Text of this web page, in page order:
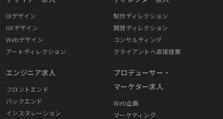
UIデザイン
UXデザイン
Webデザイン
アートディレクション
エンジニア求人
フロントエンド
バックエンド
インスタレーション
制作ディレクション
開発ディレクション
コンサルティング
クライアントへ直接提案
プロデューサー・
マーケター求人
Web企画
マーケティング